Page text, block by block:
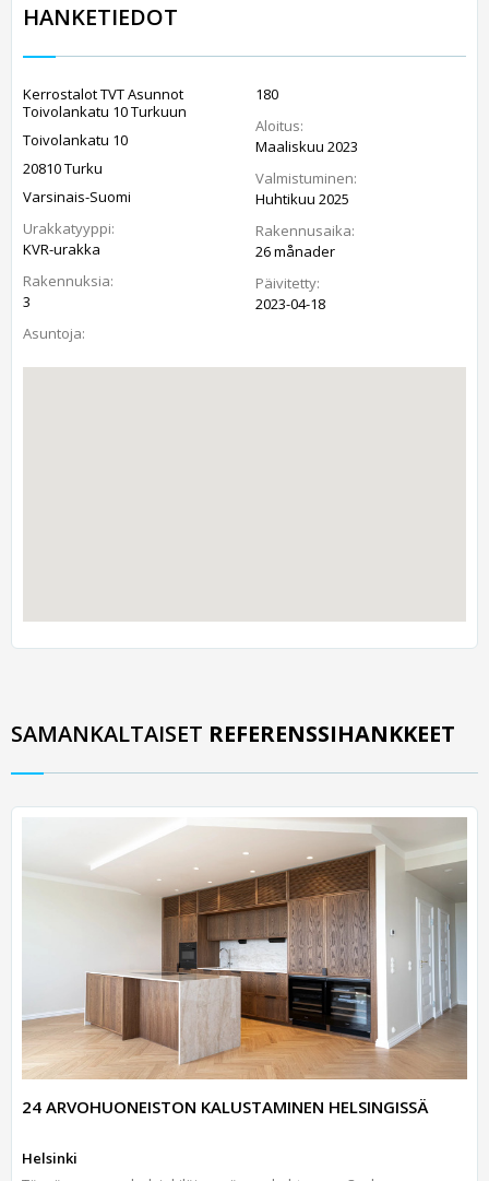
HANKETIEDOT
Kerrostalot TVT Asunnot
Toivolankatu 10 Turkuun
Toivolankatu 10
20810 Turku
Varsinais-Suomi
Urakkatyyppi:
KVR-urakka
Rakennuksia:
3
Asuntoja:
180
Aloitus:
Maaliskuu 2023
Valmistuminen:
Huhtikuu 2025
Rakennusaika:
26 månader
Päivitetty:
2023-04-18
SAMANKALTAISET REFERENSSIHANKKEET
24 ARVOHUONEISTON KALUSTAMINEN HELSINGISSÄ
Helsinki